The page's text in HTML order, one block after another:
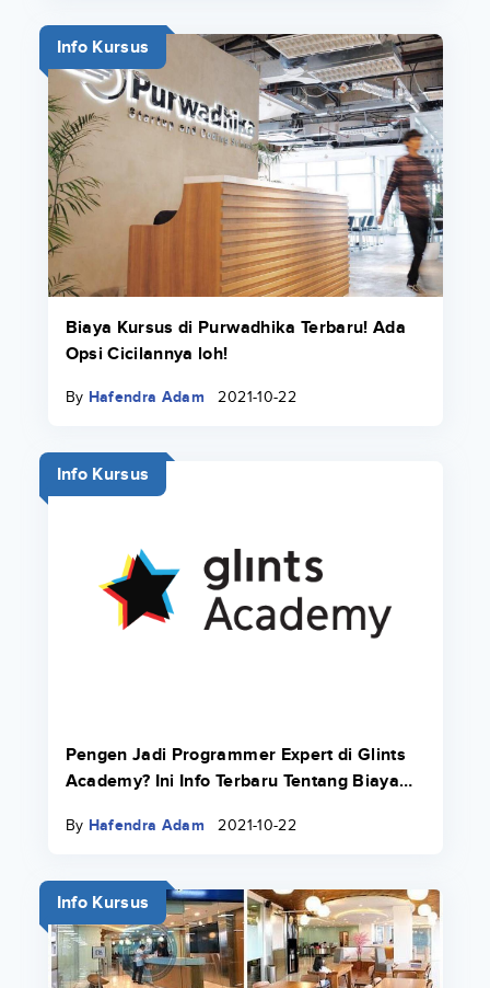
Info Kursus
Biaya Kursus di Purwadhika Terbaru! Ada
Opsi Cicilannya loh!
By Hafendra Adam 2021-10-22
Info Kursus
Pengen Jadi Programmer Expert di Glints
Academy? Ini Info Terbaru Tentang Biaya
By Hafendra Adam 2021-10-22
Info Kursus